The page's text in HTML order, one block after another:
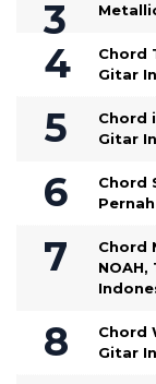
Chord
Gitar
Chord
Gitar
Chord
Chord
Chord
Gitar